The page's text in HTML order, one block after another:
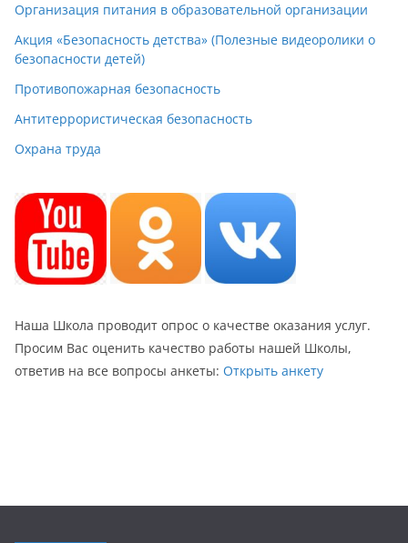
Организация питания в образовательной организации
Акция «Безопасность детства» (Полезные видеоролики о
безопасности детей)
Противопожарная безопасность
Антитеррористическая безопасность
Охрана труда
Наша Школа проводит опрос о качестве оказания услуг.
Просим Вас оценить качество работы нашей Школы,
ответив на все вопросы анкеты: Открыть анкету